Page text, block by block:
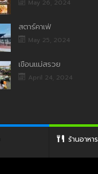
May 26, 2024
สตาร์คาเฟ่
May 25, 2024
เขื่อนแม่สรวย
April 24, 2024
ร้านอาหาร